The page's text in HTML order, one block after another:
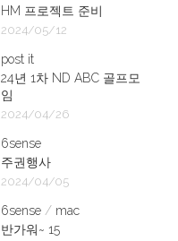
HM 프로젝트 준비
2024/05/12
post it
24년 1차 ND ABC 골프모
임
2024/04/26
6sense
주권행사
2024/04/05
6sense / mac
반가워~ 15